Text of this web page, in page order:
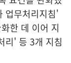
업무처리지침'
한 데 이어 지
리' 등 3개 지침